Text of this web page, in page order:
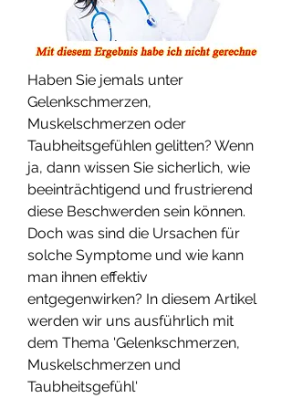
Haben Sie jemals unter
Gelenkschmerzen,
Muskelschmerzen oder
Taubheitsgefühlen gelitten? Wenn
ja, dann wissen Sie sicherlich, wie
beeinträchtigend und frustrierend
diese Beschwerden sein können.
Doch was sind die Ursachen für
solche Symptome und wie kann
man ihnen effektiv
entgegenwirken? In diesem Artikel
werden wir uns ausführlich mit
dem Thema 'Gelenkschmerzen,
Muskelschmerzen und
Taubheitsgefühl'